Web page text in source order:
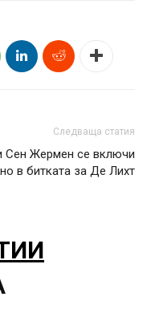
Следваща статия
Сен Жермен се включи
в битката за Де Лихт